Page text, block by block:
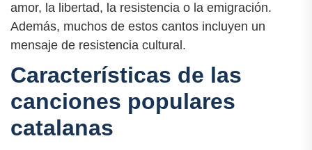
amor, la libertad, la resistencia o la emigración.
Además, muchos de estos cantos incluyen un
mensaje de resistencia cultural.
Características de las
canciones populares
catalanas